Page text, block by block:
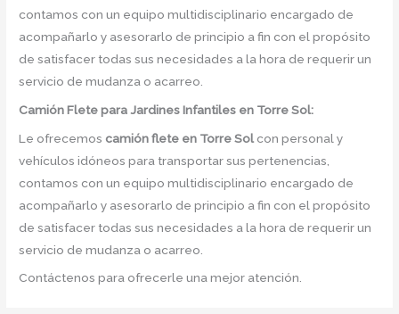
contamos con un equipo multidisciplinario encargado de
acompañarlo y asesorarlo de principio a fin con el propósito
de satisfacer todas sus necesidades a la hora de requerir un
servicio de mudanza o acarreo.
CamiónFlete para Jardines Infantiles en Torre Sol:
Le ofrecemos camión flete en Torre Sol con personal y
vehículos idóneos para transportar sus pertenencias,
contamos con un equipo multidisciplinario encargado de
acompañarlo y asesorarlo de principio a fin con el propósito
de satisfacer todas sus necesidades a la hora de requerir un
servicio de mudanza o acarreo.
Contáctenos para ofrecerle una mejor atención.